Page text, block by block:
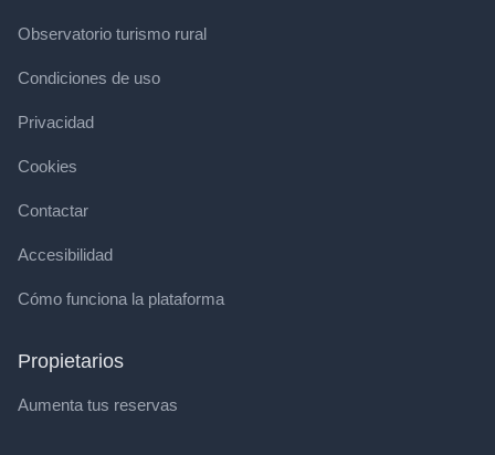
Observatorio turismo rural
Condiciones de uso
Privacidad
Cookies
Contactar
Accesibilidad
Cómo funciona la plataforma
Propietarios
Aumenta tus reservas